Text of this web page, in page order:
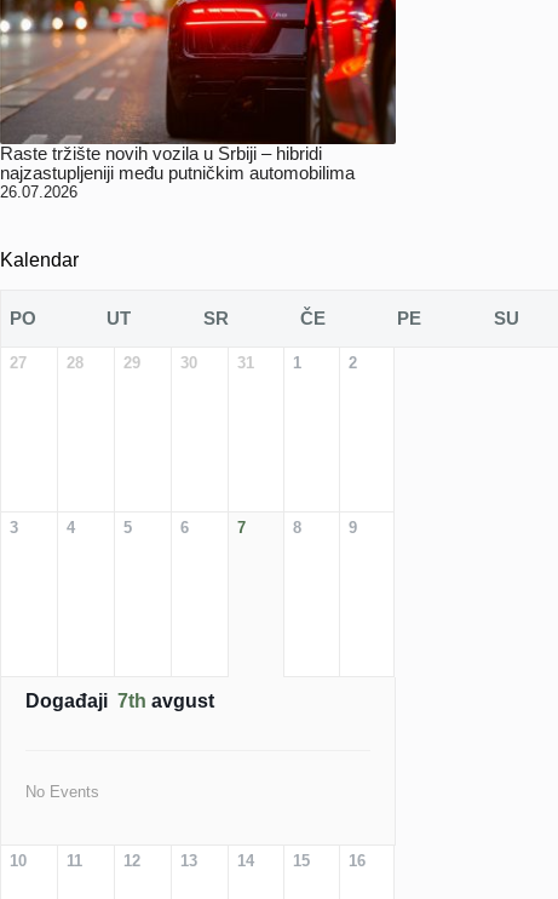
Raste tržište novih vozila u Srbiji – hibridi
najzastupljeniji među putničkim automobilima
26.07.2026
Kalendar
PO UT SR ČE PE SU
27 28 29 30 31 1 2
3 4 5 6 7 8 9
Događaji 7th avgust
No Events
10 11 12 13 14 15 16